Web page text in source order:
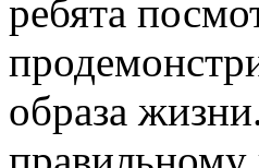
ребята
образа